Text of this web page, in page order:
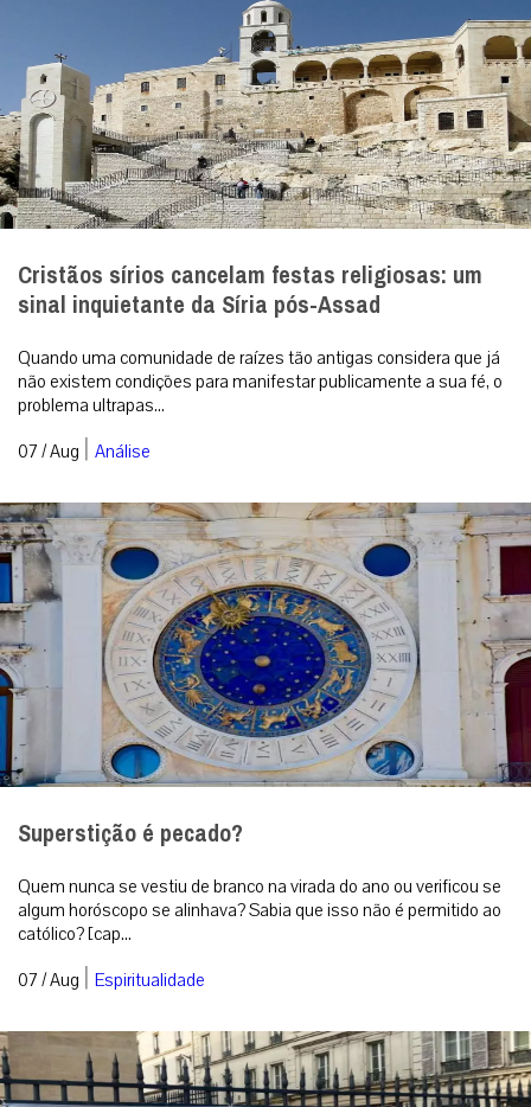
Cristãos sírios cancelam festas religiosas: um
sinal inquietante da Síria pós-Assad
Quando uma comunidade de raízes tão antigas considera que já
não existem condições para manifestar publicamente a sua fé, o
problema ultrapas...
07 / Aug | Análise
Superstição é pecado?
Quem nunca se vestiu de branco na virada do ano ou verificou se
algum horóscopo se alinhava? Sabia que isso não é permitido ao
católico? [cap...
07 / Aug | Espiritualidade